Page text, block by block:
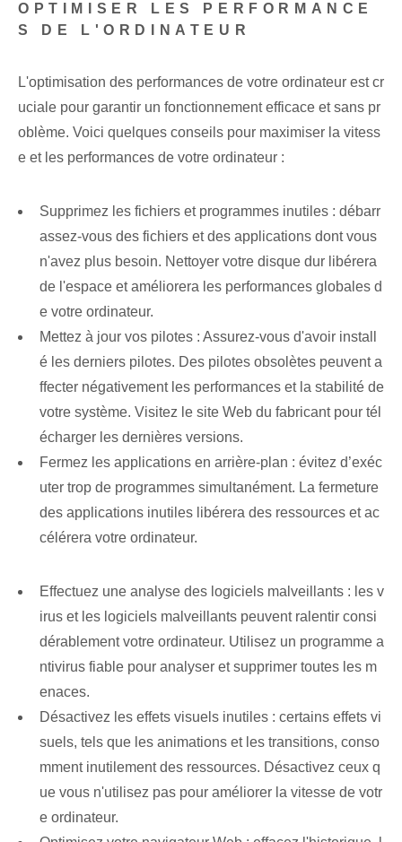
OPTIMISER LES PERFORMANCE
S DE L'ORDINATEUR
L'optimisation des performances de votre ordinateur est cr
uciale pour garantir un fonctionnement efficace⁢ et sans pr
oblème. Voici quelques conseils pour maximiser la vitess
e et les performances de votre ordinateur :
Supprimez les fichiers et programmes inutiles : débarr
assez-vous des fichiers et des applications dont vous
n'avez plus besoin. Nettoyer votre disque dur libérera
de l'espace et améliorera les performances globales d
e votre ordinateur.
Mettez à jour vos pilotes : ‌Assurez-vous d'avoir install
é les derniers pilotes. Des pilotes obsolètes peuvent a
ffecter négativement les performances et la stabilité de
votre système. Visitez le site Web du fabricant pour tél
écharger les dernières versions.
Fermez les applications en arrière-plan : évitez d’exéc
uter trop de programmes simultanément. La fermeture
des applications inutiles libérera des ressources et ac
célérera votre ordinateur.
Effectuez une analyse des logiciels malveillants : les v
irus et les logiciels malveillants peuvent ralentir consi
dérablement votre ordinateur. Utilisez un programme a
ntivirus fiable pour analyser et supprimer toutes les m
enaces.
Désactivez les effets visuels inutiles : certains effets vi
suels, tels que les animations et les transitions, conso
mment inutilement des ressources. Désactivez ceux q
ue vous n'utilisez pas pour améliorer la vitesse de votr
e ordinateur.